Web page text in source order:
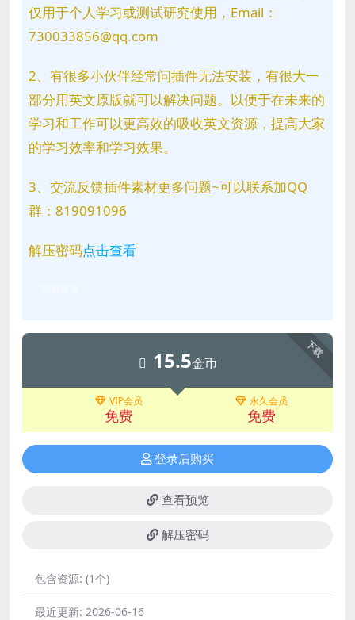
仅用于个人学习或测试研究使用，Email：
730033856@qq.com
2、有很多小伙伴经常问插件无法安装，有很大一
部分用英文原版就可以解决问题。以便于在未来的
学习和工作可以更高效的吸收英文资源，提高大家
的学习效率和学习效果。
3、交流反馈插件素材更多问题~可以联系加QQ
群：819091096
解压密码点击查看
下载
15.5金币
VIP会员
免费
永久会员
免费
登录后购买
查看预览
解压密码
包含资源: (1个)
最近更新: 2026-06-16